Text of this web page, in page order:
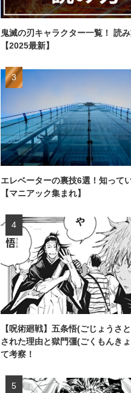
鬼滅の刃キャラクター一覧！ 読
【2025最新】
エレベーターの裏技6選！知って
【マニアック集まれ】
【呪術廻戦】五条悟(ごじょうさ
された理由と獄門彊(ごくもんき
て考察！